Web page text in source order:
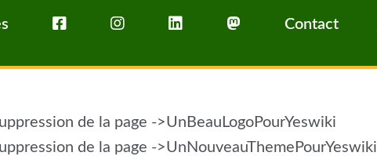
Contact
de la page ->UnBeauLogoPourYeswiki
de la page ->UnNouveauThemePourYeswiki